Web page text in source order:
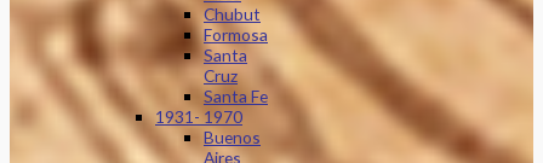
Chubut
Formosa
Santa
Cruz
Santa Fe
1931- 1970
Buenos
Aires